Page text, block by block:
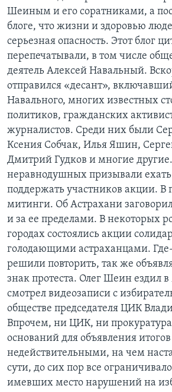
Шеиным и его соратниками, а
блоге, что жизни и здоровью
серьезная опасность. Этот блог
перепечатывали, в том числе
деятель Алексей Навальный.
отправился «десант»,
Навального, многих известных
политиков, гражданских
журналистов. Среди них были
Ксения Собчак, Илья Яшин,
Дмитрий Гудков и многие
неравнодушных призывали ехать
поддержать участников акции. В
митинги. Об Астрахани
и за ее пределами. В некоторых
городах состоялись акции
голодающими астраханцами.
решили повторить, так же
знак протеста. Олег Шеин ездил в
смотрел видеозаписи с
обществе председателя ЦИК
Впрочем, ни ЦИК, ни
оснований для объявления
недействительными, на чем
сути, до сих пор все
имевших место нарушений на